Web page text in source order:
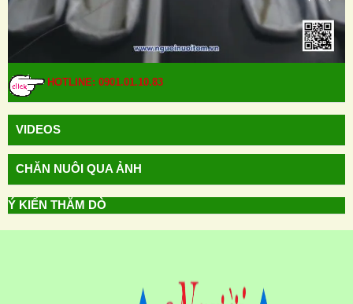
HOTLINE: 0901.01.10.83
VIDEOS
CHĂN NUÔI QUA ẢNH
Ý KIẾN THĂM DÒ